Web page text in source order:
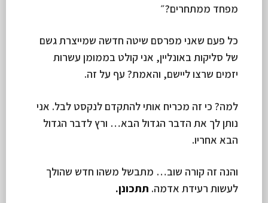
מפחד ממתחרים?״
כל פעם שאני מפרסם שיטה חדשה שמייצרת גשם
של סליקות באונליין, אני קולט בממומן עשרות
יזמים שרצו ליישם, והאמת? עף על זה.
למה? כי זה מכריח אותי להתקדם לנקסט לבל. אני
נותן לך את הדבר הגדול הבא… ורץ לדבר הגדול
הבא אחריו.
והנה זה קורה שוב… מתבשל משהו חדש שהולך
לעשות רעידת אדמה. תתכונן.